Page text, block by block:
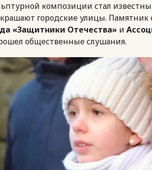
композиции стал
городские улицы. Памятник
«Защитники Отечества» и
общественные слушания.